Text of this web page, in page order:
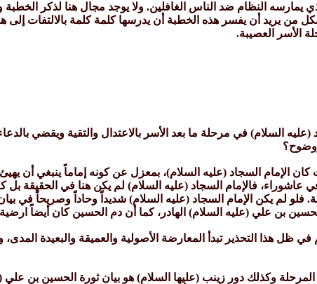
يمارسه النظام ضد الناس الغافلين. ولا يوجد مجال هنا لذكر الخطبة
يريد أن يفسر هذه الخطبة أن يدرسها كلمة كلمة بالالتفات إلى
الأسر العصيبة.
السلام) في مرحلة ما بعد الأسر بالاعتدال والتقية ويقضي
الإمام السجاد (عليه السلام)، بمعزل عن كونه إماماً ينبغي أن
عاشوراء، فالإمام السجاد (عليه السلام) لم يكن هنا في الحقيقة
فلو لم يكن الإمام السجاد (عليه السلام) شديداً وحاداً وصريحاً في
بن علي (عليه السلام) الهادر، كما أن دم الحسين كان أيضاً
ظل هذا التحذير تبدأ المعارضة الأصولية والعميقة والبعيدة المدى،
وكذلك دور زينب (عليها السلام) هو بيان ثورة الحسين بن علي